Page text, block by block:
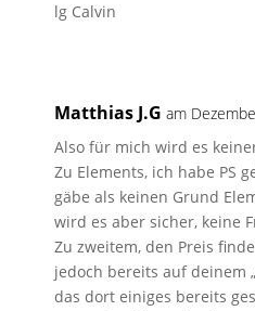
lg Calvin
Matthias J.G am
Also für mich wird es
Zu Elements, ich habe PS
gäbe als keinen Grund
wird es aber sicher, keine
Zu zweitem, den Preis
jedoch bereits auf deinem
das dort einiges bereits